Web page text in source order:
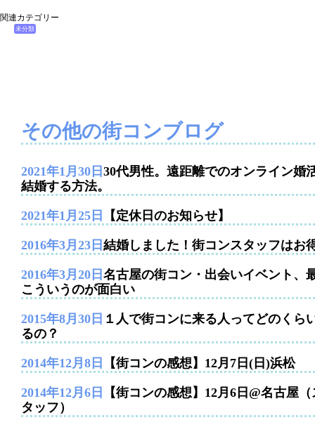
関連カテゴリー
未分類
その他の街コンブログ
2021年1月30日 30代男性。遠距離でのオンライン婚
結婚する方法。
2021年1月25日 【定休日のお知らせ】
2016年3月23日 結婚しました！街コンスタッフはお
2016年3月20日 名古屋の街コン・出会いイベント、
こういうのが面白い
2015年8月30日 １人で街コンに来る人ってどのくら
るの？
2014年12月8日 【街コンの感想】12月7日(日)浜松
2014年12月6日
【街コンの感想】12月6日@名古屋（
タッフ）